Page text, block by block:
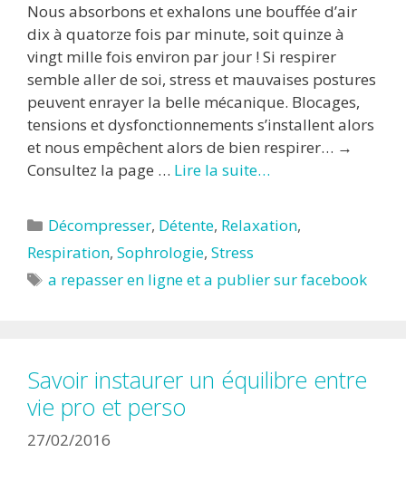
Nous absorbons et exhalons une bouffée d’air
dix à quatorze fois par minute, soit quinze à
vingt mille fois environ par jour ! Si respirer
semble aller de soi, stress et mauvaises postures
peuvent enrayer la belle mécanique. Blocages,
tensions et dysfonctionnements s’installent alors
et nous empêchent alors de bien respirer… →
Consultez la page … Lire la suite…
Catégories
Décompresser, Détente, Relaxation,
Respiration, Sophrologie, Stress
Étiquettes
a repasser en ligne et a publier sur facebook
Savoir instaurer un équilibre entre
vie pro et perso
27/02/2016